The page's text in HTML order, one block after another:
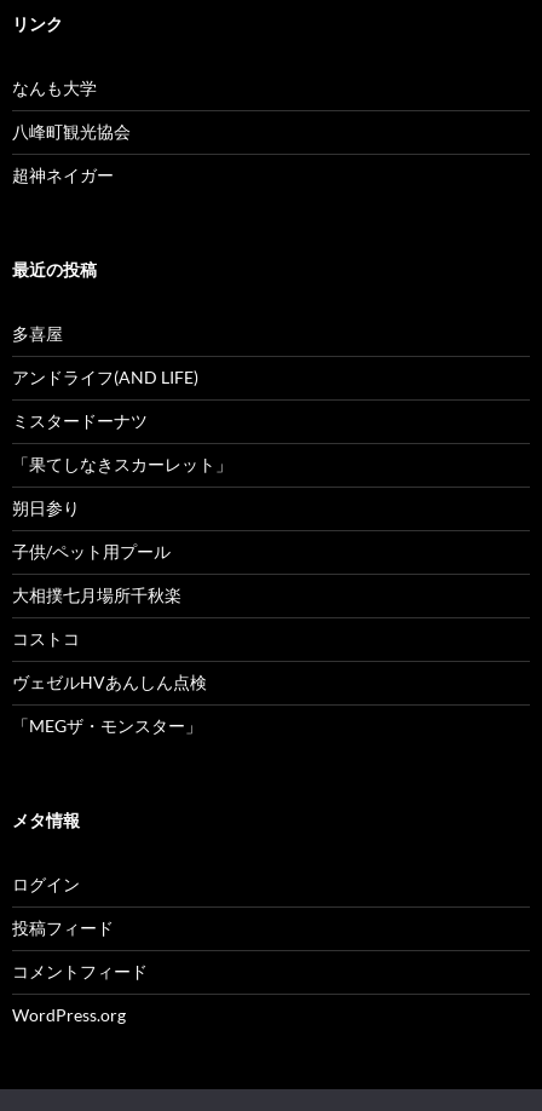
リンク
なんも大学
八峰町観光協会
超神ネイガー
最近の投稿
多喜屋
アンドライフ(AND LIFE)
ミスタードーナツ
「果てしなきスカーレット」
朔日参り
子供/ペット用プール
大相撲七月場所千秋楽
コストコ
ヴェゼルHVあんしん点検
「MEGザ・モンスター」
メタ情報
ログイン
投稿フィード
コメントフィード
WordPress.org